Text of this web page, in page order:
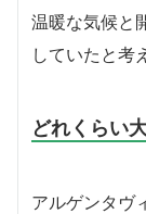
温暖な気候と
していたと考
どれくらい
アルゲンタヴ